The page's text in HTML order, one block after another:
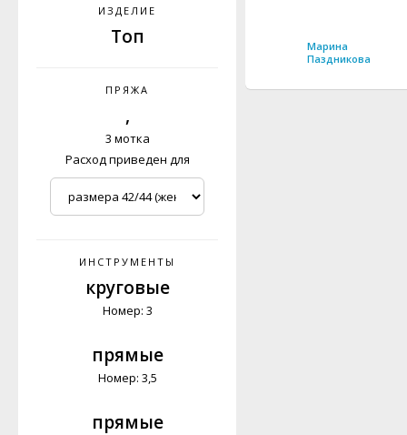
ИЗДЕЛИЕ
Топ
ПРЯЖА
,
3 мотка
Расход приведен для
ИНСТРУМЕНТЫ
круговые
Номер: 3
прямые
Номер: 3,5
прямые
Марина
Паздникова